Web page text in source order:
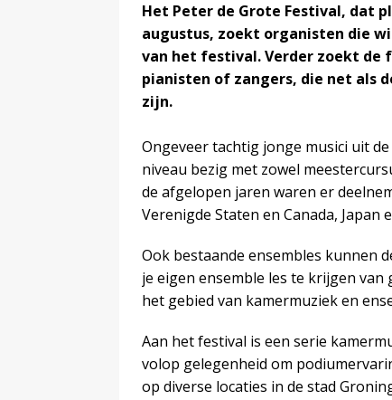
Het Peter de Grote Festival, dat
augustus, zoekt organisten die
van het festival. Verder zoekt
pianisten of zangers, die net als
zijn.
Ongeveer tachtig jonge musici uit
niveau bezig met zowel
de afgelopen jaren waren er
Verenigde Staten en Canada, Japan
Ook bestaande ensembles kunnen
je eigen ensemble les te krijgen
het gebied van kamermuziek en
Aan het festival is een serie
volop gelegenheid om
op diverse locaties in de stad